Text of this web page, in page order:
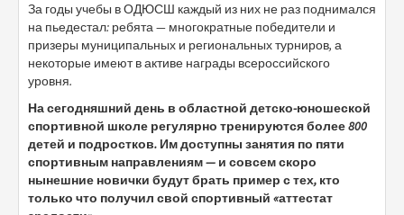
За годы учебы в ОДЮСШ каждый из них не раз поднимался
на пьедестал: ребята — многократные победители и
призеры муниципальных и региональных турниров, а
некоторые имеют в активе награды всероссийского
уровня.
На сегодняшний день в областной детско-юношеской
спортивной школе регулярно тренируются более 800
детей и подростков. Им доступны занятия по пяти
спортивным направлениям — и совсем скоро
нынешние новички будут брать пример с тех, кто
только что получил свой спортивный «аттестат